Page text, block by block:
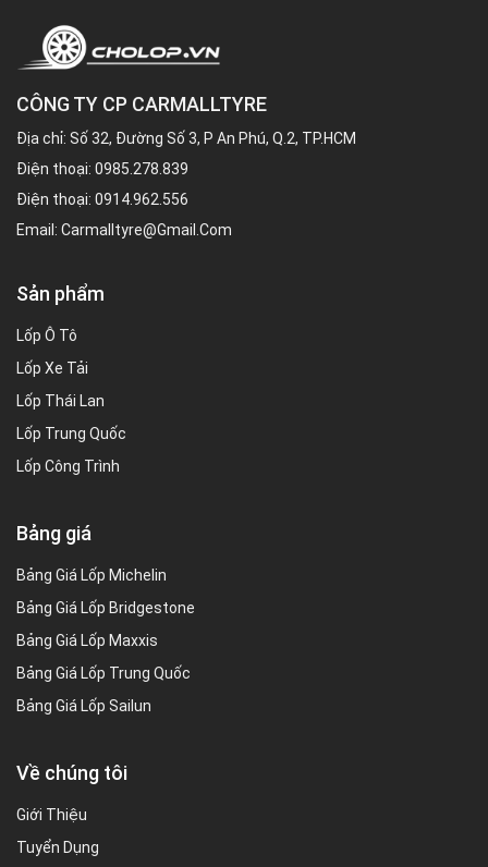
CÔNG TY CP CARMALLTYRE
Địa chỉ: Số 32, Đường Số 3, P An Phú, Q.2, TP.HCM
Điện thoại: 0985.278.839
Điện thoại: 0914.962.556
Email: Carmalltyre@gmail.com
Sản phẩm
Lốp Ô Tô
Lốp Xe Tải
Lốp Thái Lan
Lốp Trung Quốc
Lốp Công Trình
Bảng giá
Bảng Giá Lốp Michelin
Bảng Giá Lốp Bridgestone
Bảng Giá Lốp Maxxis
Bảng Giá Lốp Trung Quốc
Bảng Giá Lốp Sailun
Về chúng tôi
Giới Thiệu
Tuyển Dụng